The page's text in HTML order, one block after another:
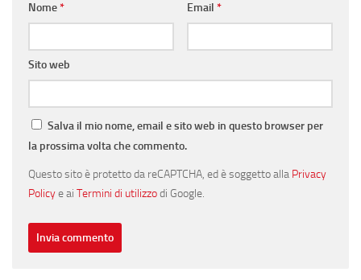
Nome* Email *
Sito web
Salva il mio nome, email e sito web in questo browser per
la prossima volta che commento.
Questo sito è protetto da reCAPTCHA, ed è soggetto alla Privacy
Policye ai Termini di utilizzodi Google.